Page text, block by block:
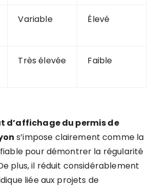
Variable Élevé
Très élevée Faible
d’affichage du permis de
s’impose clairement comme la
pour démontrer la régularité
plus, il réduit considérablement
liée aux projets de